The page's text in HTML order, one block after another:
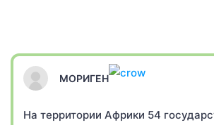
МОРИГЕН
На территории Африки 54